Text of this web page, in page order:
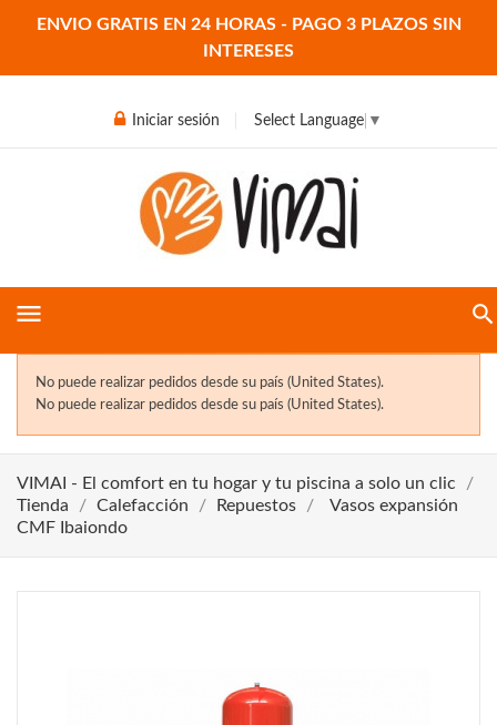
ENVIO GRATIS EN 24 HORAS - PAGO 3 PLAZOS SIN
INTERESES
Iniciar sesión Select Language ▼
menu
No puede realizar pedidos desde su país (United States).
No puede realizar pedidos desde su país (United States).
VIMAI - El comfort en tu hogar y tu piscina a solo un clic
Tienda
Calefacción Repuestos
Vasos expansión
CMF Ibaiondo